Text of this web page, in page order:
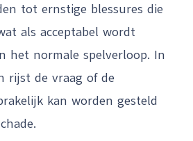
tot ernstige blessures die
als acceptabel wordt
het normale spelverloop. In
rijst de vraag of de
kan worden gesteld